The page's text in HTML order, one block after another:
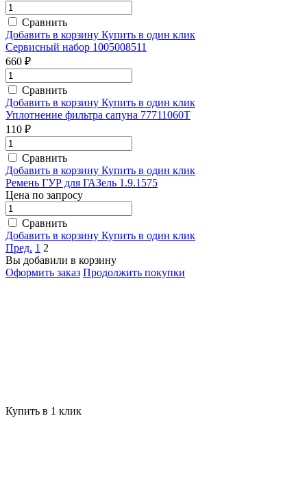
Сравнить
Добавить в корзину Купить в один клик
Сервисный набор 1005008511
660 ₽
Сравнить
Добавить в корзину Купить в один клик
Уплотнение фильтра сапуна 77711060T
110 ₽
Сравнить
Добавить в корзину Купить в один клик
Ремень ГУР для ГАЗель 1.9.1575
Цена по запросу
Сравнить
Добавить в корзину Купить в один клик
Пред. 1 2
Вы добавили в корзину
Оформить заказ Продолжить покупки
Купить в 1 клик